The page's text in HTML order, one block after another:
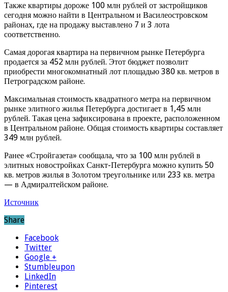
Также квартиры дороже 100 млн рублей от застройщиков
сегодня можно найти в Центральном и Василеостровском
районах, где на продажу выставлено 7 и 3 лота
соответственно.
Самая дорогая квартира на первичном рынке Петербурга
продается за 452 млн рублей. Этот бюджет позволит
приобрести многокомнатный лот площадью 380 кв. метров в
Петроградском районе.
Максимальная стоимость квадратного метра на первичном
рынке элитного жилья Петербурга достигает в 1,45 млн
рублей. Такая цена зафиксирована в проекте, расположенном
в Центральном районе. Общая стоимость квартиры составляет
349 млн рублей.
Ранее «Стройгазета» сообщала, что за 100 млн рублей в
элитных новостройках Санкт-Петербурга можно купить 50
кв. метров жилья в Золотом треугольнике или 233 кв. метра
— в Адмиралтейском районе.
Источник
Share
Facebook
Twitter
Google +
Stumbleupon
LinkedIn
Pinterest